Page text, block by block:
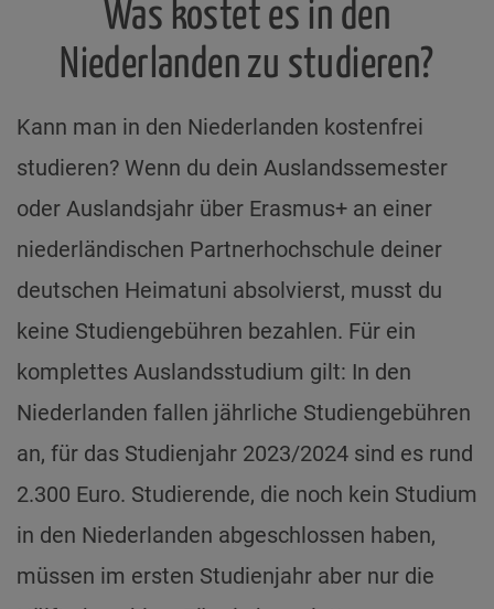
Was kostet es in den
Niederlanden zu studieren?
Kann man in den Niederlanden kostenfrei
studieren? Wenn du dein Auslandssemester
oder Auslandsjahr über Erasmus+ an einer
niederländischen Partnerhochschule deiner
deutschen Heimatuni absolvierst, musst du
keine Studiengebühren bezahlen. Für ein
komplettes Auslandsstudium gilt: In den
Niederlanden fallen jährliche Studiengebühren
an, für das Studienjahr 2023/2024 sind es rund
2.300 Euro. Studierende, die noch kein Studium
in den Niederlanden abgeschlossen haben,
müssen im ersten Studienjahr aber nur die